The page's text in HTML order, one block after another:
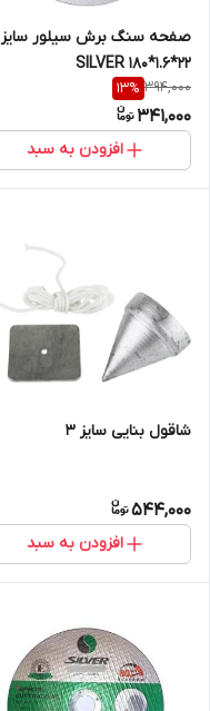
صفحه سنگ برش سیلور سایز
22*1.6*180 SILVER
394,000
13%
341,000
افزودن به سبد
شاقول بنایی سایز 3
544,000
افزودن به سبد